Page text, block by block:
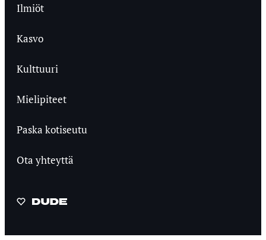
Ilmiöt
Kasvo
Kulttuuri
Mielipiteet
Paska kotiseutu
Ota yhteyttä